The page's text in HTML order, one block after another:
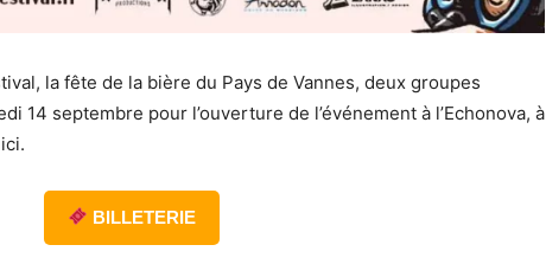
la fête de la bière du Pays de Vannes, deux groupes
14 septembre pour l’ouverture de l’événement à l’Echonova, à
BILLETERIE